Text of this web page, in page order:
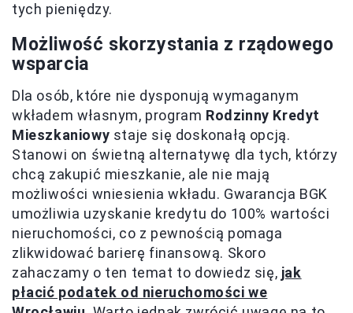
tych pieniędzy.
Możliwość skorzystania z rządowego
wsparcia
Dla osób, które nie dysponują wymaganym
wkładem własnym, program Rodzinny Kredyt
Mieszkaniowy staje się doskonałą opcją.
Stanowi on świetną alternatywę dla tych, którzy
chcą zakupić mieszkanie, ale nie mają
możliwości wniesienia wkładu. Gwarancja BGK
umożliwia uzyskanie kredytu do 100% wartości
nieruchomości, co z pewnością pomaga
zlikwidować barierę finansową. Skoro
zahaczamy o ten temat to dowiedz się, jak
płacić podatek od nieruchomości we